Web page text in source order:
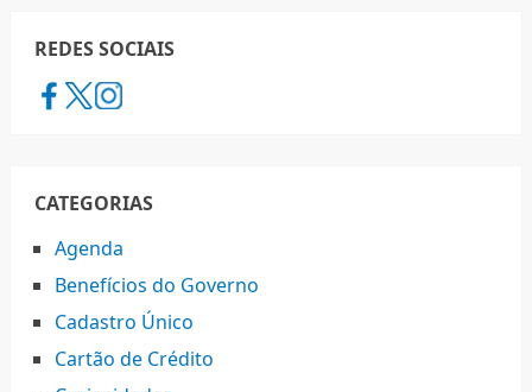
REDES SOCIAIS
CATEGORIAS
Agenda
Benefícios do Governo
Cadastro Único
Cartão de Crédito